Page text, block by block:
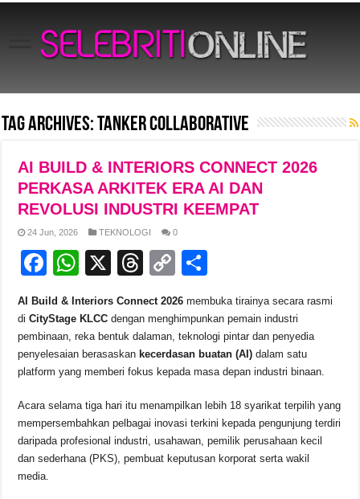
Tag Archives:Tanker Collaborative
AI BUILD & INTERIORS CONNECT 2026
PERKASA ARKITEK ERA AI DAN
REVOLUSI INDUSTRI KEEMPAT
24 Jun, 2026 TEKNOLOGI 0
F
c
e
b
o
k
W
at
s
A
p
X
T
e
a
d
C
p
y
Li
k
ar
e
AI Build & Interiors Connect 2026 membuka tirainya secara rasmi
diCityStage KLCC dengan menghimpunkan pemain industri
pembinaan, reka bentuk dalaman, teknologi pintar dan penyedia
penyelesaian berasaskan kecerdasan buatan (AI) dalam satu
platform yang memberi fokus kepada masa depan industri binaan.
Acara selama tiga hari itu menampilkan lebih 18 syarikat terpilih yang
mempersembahkan pelbagai inovasi terkini kepada pengunjung terdiri
daripada profesional industri, usahawan, pemilik perusahaan kecil
dan sederhana (PKS), pembuat keputusan korporat serta wakil
media.